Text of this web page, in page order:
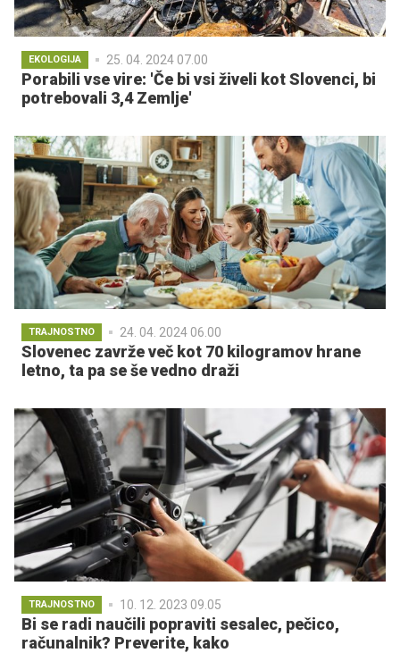
EKOLOGIJA 25. 04. 2024 07.00
Porabili vse vire: 'Če bi vsi živeli kot Slovenci, bi
potrebovali 3,4 Zemlje'
TRAJNOSTNO 24. 04. 2024 06.00
Slovenec zavrže več kot 70 kilogramov hrane
letno, ta pa se še vedno draži
TRAJNOSTNO 10. 12. 2023 09.05
Bi se radi naučili popraviti sesalec, pečico,
računalnik? Preverite, kako